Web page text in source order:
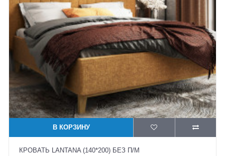
В КОРЗИНУ
КРОВАТЬ LANTANA (140*200) БЕЗ П/М